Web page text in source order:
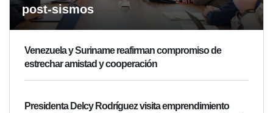
post-sismos
Venezuela y Suriname reafirman compromiso de
estrechar amistad y cooperación
Presidenta Delcy Rodríguez visita emprendimiento